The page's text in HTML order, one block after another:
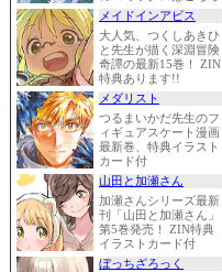
メイドインアビス
大人気、つくしあきひ
と先生が描く深淵冒険
奇譚の最新15巻！ ZIN
特典あります!!
メダリスト
つるまいかだ先生のフ
ィギュアスケート漫画
最新巻、特典イラスト
カード付
山田と加瀬さん
加瀬さんシリーズ最新
刊「山田と加瀬さん」
第5巻発売！ ZIN特典
イラストカード付
ぼっちざろっく